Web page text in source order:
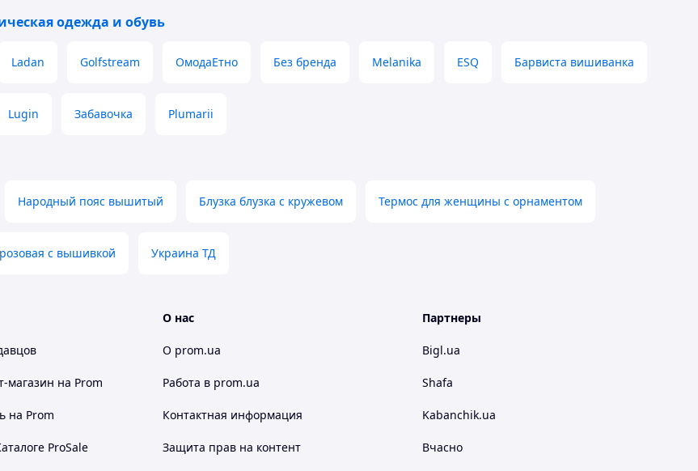
та прасування у вологому стані.
КАРПАТ",
967 22 08
інтернет-магазині?
одежда и обувь
Ladan Golfstream ОмодаЕтно Без бренда Melanika ESQ Барвиста вишиванка
Lugin Забавочка Plumarii
Народный пояс вышитый Блузка блузка с кружевом Термос для женщины с орнаментом
с вышивкой Украина ТД
магазин на Prom
на Prom
ProSale
О нас
О prom.ua
Работа в prom.ua
Контактная информация
Защита прав на контент
Партнеры
Bigl.ua
Shafa
Kabanchik.ua
Вчасно